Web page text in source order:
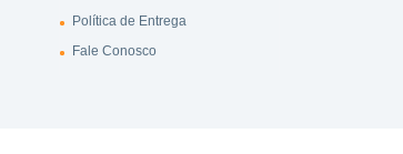
Política de Entrega
Fale Conosco